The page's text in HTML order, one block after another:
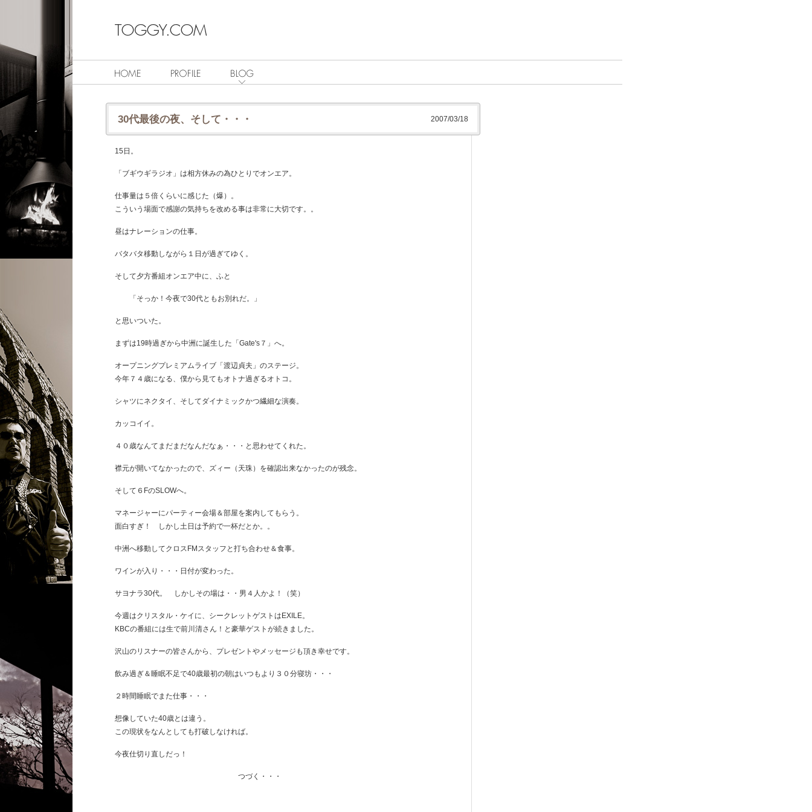
30代最後の夜、そして・・・ 2007/03/18
15日。
「ブギウギラジオ」は相方休みの為ひとりでオンエア。
仕事量は５倍くらいに感じた（爆）。
こういう場面で感謝の気持ちを改める事は非常に大切です。。
昼はナレーションの仕事。
バタバタ移動しながら１日が過ぎてゆく。
そして夕方番組オンエア中に、ふと
「そっか！今夜で30代ともお別れだ。」
と思いついた。
まずは19時過ぎから中洲に誕生した「Gate's７」へ。
オープニングプレミアムライブ「渡辺貞夫」のステージ。
今年７４歳になる、僕から見てもオトナ過ぎるオトコ。
シャツにネクタイ、そしてダイナミックかつ繊細な演奏。
カッコイイ。
４０歳なんてまだまだなんだなぁ・・・と思わせてくれた。
襟元が開いてなかったので、ズィー（天珠）を確認出来なかったのが残念。
そして６FのSLOWへ。
マネージャーにパーティー会場＆部屋を案内してもらう。
面白すぎ！ しかし土日は予約で一杯だとか。。
中洲へ移動してクロスFMスタッフと打ち合わせ＆食事。
ワインが入り・・・日付が変わった。
サヨナラ30代。 しかしその場は・・男４人かよ！（笑）
今週はクリスタル・ケイに、シークレットゲストはEXILE。
KBCの番組には生で前川清さん！と豪華ゲストが続きました。
沢山のリスナーの皆さんから、プレゼントやメッセージも頂き幸せです。
飲み過ぎ＆睡眠不足で40歳最初の朝はいつもより３０分寝坊・・・
２時間睡眠でまた仕事・・・
想像していた40歳とは違う。
この現状をなんとしても打破しなければ。
今夜仕切り直しだっ！
つづく・・・